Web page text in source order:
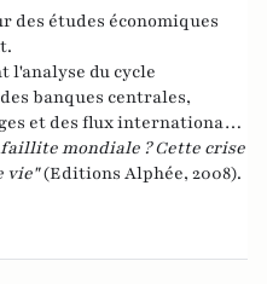
des études économiques
.
l'analyse du cycle
banques centrales,
et des flux internationaux
mondiale ? Cette crise
vie"(Editions Alphée, 2008).